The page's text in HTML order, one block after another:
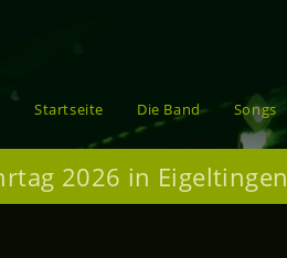
Startseite Die Band Songs
2026 in Eigeltingen